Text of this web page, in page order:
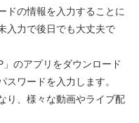
ドの情報を入力することに
入力で後日でも大丈夫で
のアプリをダウンロード
スワードを入力します。
り、様々な動画やライブ配